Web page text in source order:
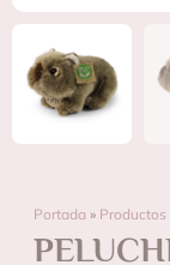
Portada » Productos